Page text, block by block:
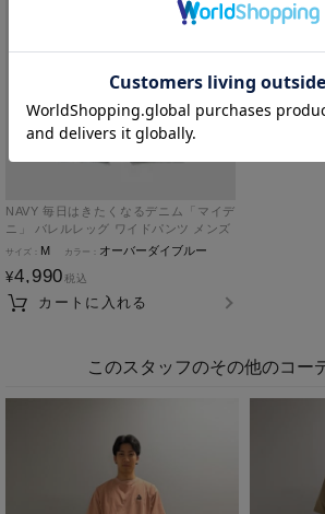
NAVY 毎日はきたくなるデニム「マイデ
ニ」 バレルレッグ ワイドパンツ メンズ
M
オーバーダイブルー
¥4,990 税込
カートに入れる
このスタッフのその他のコー